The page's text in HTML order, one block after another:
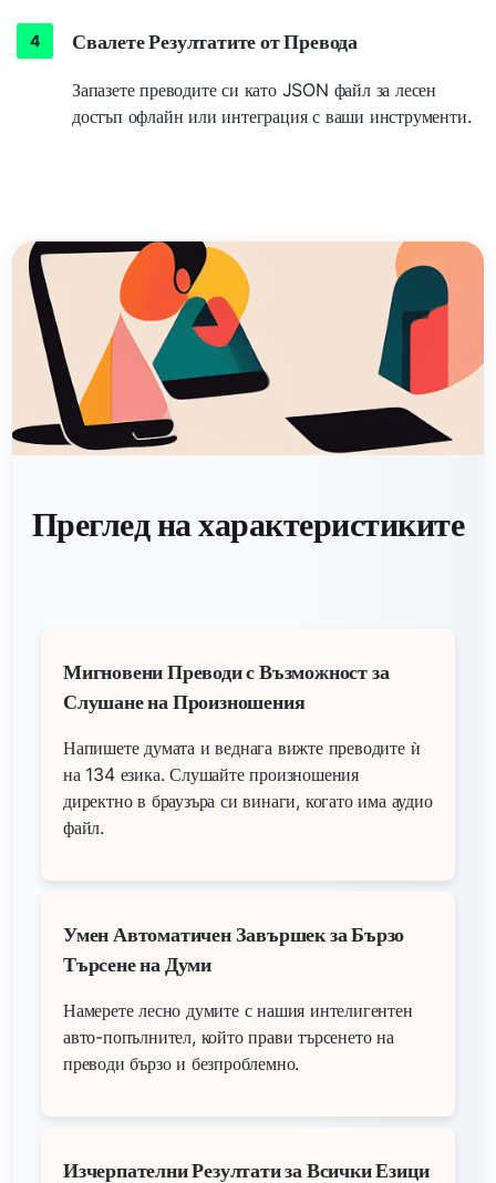
Свалете Резултатите от Превода
Запазете преводите си като JSON файл за лесен
достъп офлайн или интеграция с ваши инструменти.
Преглед на характеристиките
Мигновени Преводи с Възможност за
Слушане на Произношения
Напишете думата и веднага вижте преводите ѝ
на 134 езика. Слушайте произношения
директно в браузъра си винаги, когато има аудио
файл.
Умен Автоматичен Завършек за Бързо
Търсене на Думи
Намерете лесно думите с нашия интелигентен
авто-попълнител, който прави търсенето на
преводи бързо и безпроблемно.
Изчерпателни Резултати за Всички Езици